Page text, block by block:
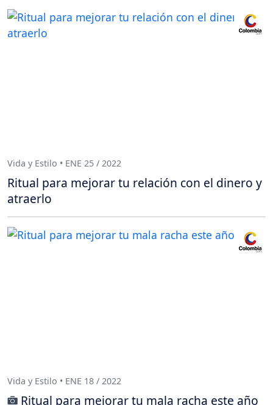
Vida y Estilo • ENE 25 / 2022
Ritual para mejorar tu relación con el dinero y
atraerlo
Vida y Estilo • ENE 18 / 2022
Ritual para mejorar tu mala racha este año